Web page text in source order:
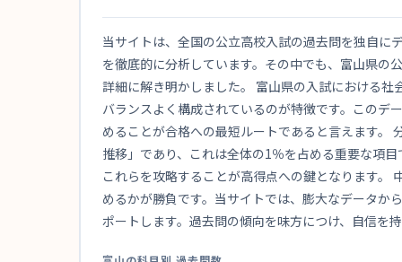
当サイトは、全国の公立高校入試の過去問を独自に
を徹底的に分析しています。その中でも、富山県の
詳細に解き明かしました。 富山県の入試における
バランスよく構成されているのが特徴です。このデ
めることが合格への最短ルートであると言えます。
推移」であり、これは全体の1％を占める重要な項
これらを攻略することが高得点への鍵となります。
めるかが勝負です。当サイトでは、膨大なデータか
ポートします。過去問の傾向を味方につけ、自信を